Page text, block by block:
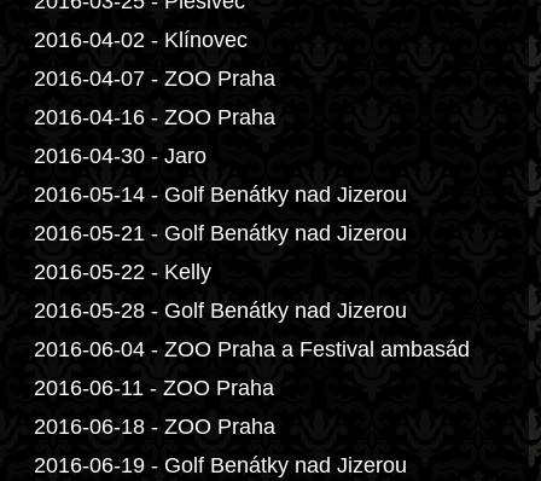
2016-04-02 - Klínovec
2016-04-07 - ZOO Praha
2016-04-16 - ZOO Praha
2016-04-30 - Jaro
2016-05-14 - Golf Benátky nad Jizerou
2016-05-21 - Golf Benátky nad Jizerou
2016-05-22 - Kelly
2016-05-28 - Golf Benátky nad Jizerou
2016-06-04 - ZOO Praha a Festival ambasád
2016-06-11 - ZOO Praha
2016-06-18 - ZOO Praha
2016-06-19 - Golf Benátky nad Jizerou